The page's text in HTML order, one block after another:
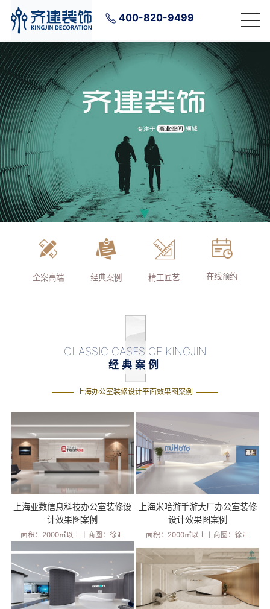
400-820-9499
全案高端 经典案例 精工匠艺 在线预约
CLASSIC CASES OF KINGJIN
经典案例
上海办公室装修设计平面效果图案例
上海亚数信息科技办公室装修设
计效果图案例
面积：2000㎡以上 丨 商圈：徐汇
上海米哈游手游大厂办公室装修
设计效果图案例
面积：2000㎡以上 丨商圈：徐汇